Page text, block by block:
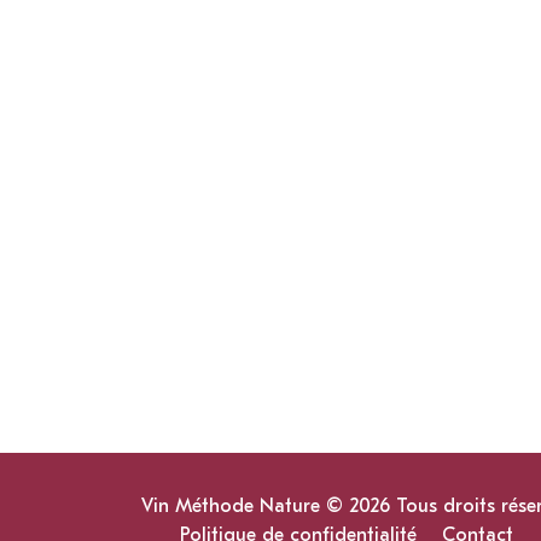
Vin Méthode Nature © 2026 Tous droits
Politique de confidentialité
Contact